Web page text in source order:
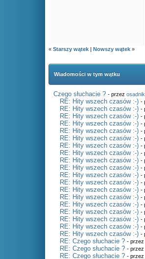
«Starszy wątek |Nowszy wątek »
Wiadomości w tym wątku
Czego słuchacie ? - przezosadnik
RE: Hity wszech czasów :-) -
RE: Hity wszech czasów :-) -
RE: Hity wszech czasów :-) -
RE: Hity wszech czasów :-) -
RE: Hity wszech czasów :-) -
RE: Hity wszech czasów :-) -
RE: Hity wszech czasów :-) -
RE: Hity wszech czasów :-) -
RE: Hity wszech czasów :-) -
RE: Hity wszech czasów :-) -
RE: Hity wszech czasów :-) -
RE: Hity wszech czasów :-) -
RE: Hity wszech czasów :-) -
RE: Hity wszech czasów :-) -
RE: Hity wszech czasów :-) -
RE: Hity wszech czasów :-) -
RE: Hity wszech czasów :-) -
RE: Hity wszech czasów :-) -
RE: Hity wszech czasów :-) -
RE: Czego słuchacie ? -
RE: Czego słuchacie ? - przez
RE: Czego słuchacie ? -